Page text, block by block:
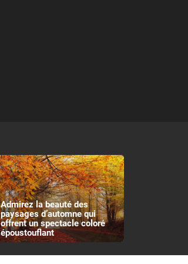
Admirez la beauté des
paysages d’automne qui
offrent un spectacle coloré
époustouflant